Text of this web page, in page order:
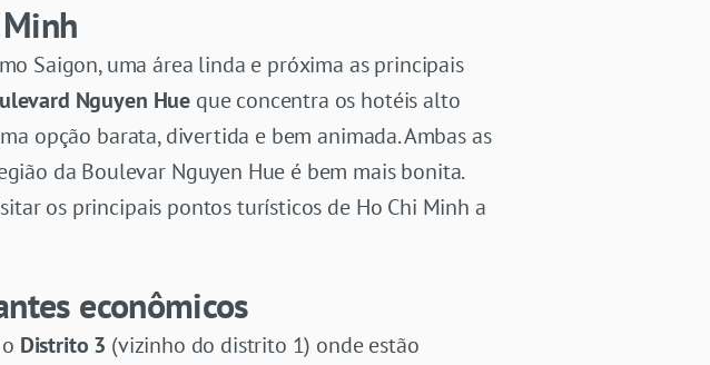
Saigon, uma área linda e próxima as principais
Nguyen Hue que concentra os hotéis alto
opção barata, divertida e bem animada. Ambas as
da Boulevar Nguyen Hue é bem mais bonita.
os principais pontos turísticos de Ho Chi Minh a
econômicos
Distrito 3 (vizinho do distrito 1) onde estão